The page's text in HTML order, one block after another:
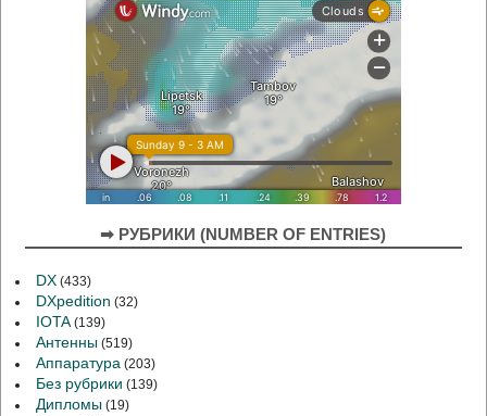
➡ РУБРИКИ (NUMBER OF ENTRIES)
DX (433)
DXpedition (32)
IOTA(139)
Антенны (519)
Аппаратура (203)
Без рубрики (139)
Дипломы (19)